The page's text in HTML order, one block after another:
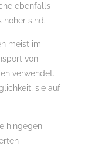
ebenfalls
höher sind.
meist im
von
verwendet.
sie auf
hingegen